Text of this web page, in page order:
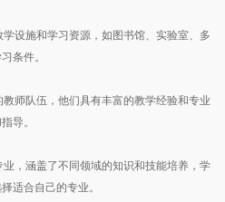
设施和学习资源，如图书馆、实验室、多
条件。
师队伍，他们具有丰富的教学经验和专业
导。
，涵盖了不同领域的知识和技能培养，学
适合自己的专业。